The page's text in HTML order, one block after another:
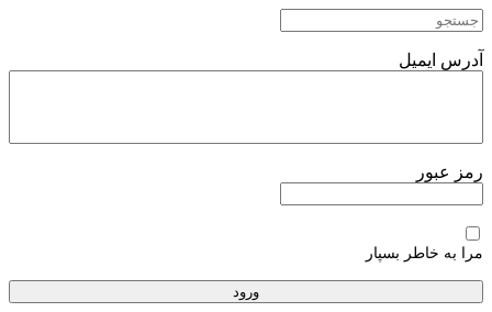
پرش
محتوا
آدرس ایمیل
رمز عبور
مرا به خاطر بسپار